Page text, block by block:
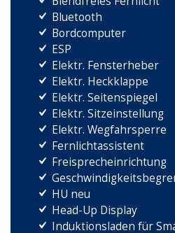
Bluetooth
Bordcomputer
ESP
Elektr. Fensterheber
Elektr. Heckklappe
Elektr. Seitenspiegel
Elektr. Sitzeinstellung
Elektr. Wegfahrsperre
Fernlichtassistent
Freisprecheinrichtung
HU neu
Head-Up Display
Induktionsladen für